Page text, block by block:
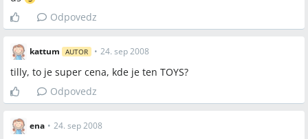
Odpovedz
kattum AUTOR • 24. sep 2008
tilly, to je super cena, kde je ten TOYS?
Odpovedz
ena • 24. sep 2008